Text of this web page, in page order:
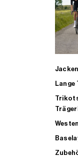
Jacken
Lange
Westen
ALLE